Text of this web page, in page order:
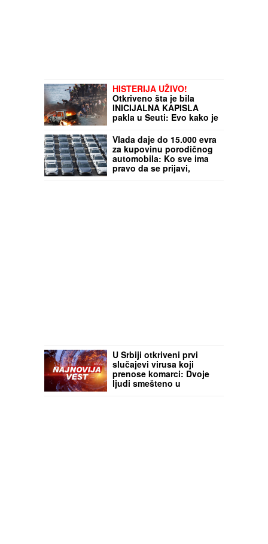
HISTERIJA UŽIVO!
Otkriveno šta je bila
INICIJALNA KAPISLA
pakla u Seuti: Evo kako je
migranata koji su
PROBILI GRANICU
Vlada daje do 15.000 evra
za kupovinu porodičnog
automobila: Ko sve ima
pravo da se prijavi,
U Srbiji otkriveni prvi
slučajevi virusa koji
prenose komarci: Dvoje
ljudi smešteno u